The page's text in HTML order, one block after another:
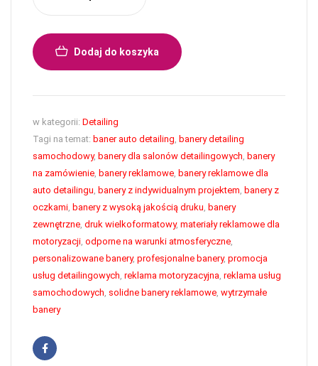
Dodaj do koszyka
w kategorii: Detailing
Tagi na temat: baner auto detailing, banery detailing
samochodowy, banery dla salonów detailingowych, banery
na zamówienie, banery reklamowe, banery reklamowe dla
auto detailingu, banery z indywidualnym projektem, banery z
oczkami, banery z wysoką jakością druku, banery
zewnętrzne, druk wielkoformatowy, materiały reklamowe dla
motoryzacji, odporne na warunki atmosferyczne,
personalizowane banery, profesjonalne banery, promocja
usług detailingowych, reklama motoryzacyjna, reklama usług
samochodowych, solidne banery reklamowe, wytrzymałe
banery
Facebook